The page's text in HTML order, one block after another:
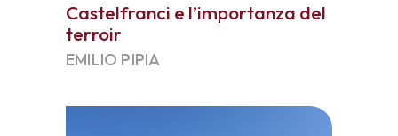
Castelfranci e l’importanza del
terroir
EMILIO PIPIA